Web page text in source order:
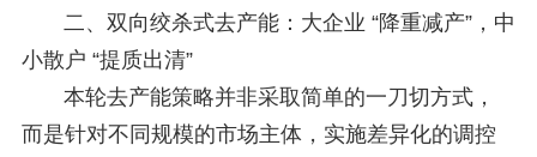
二、双向绞杀式去产能：大企业 “降重减产”，中
小散户 “提质出清”
本轮去产能策略并非采取简单的一刀切方式，
而是针对不同规模的市场主体，实施差异化的调控